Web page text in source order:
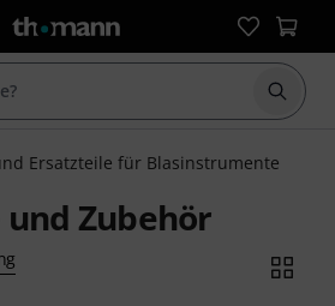
Suche
Ersatzteile für Blasinstrumente
Zubehör